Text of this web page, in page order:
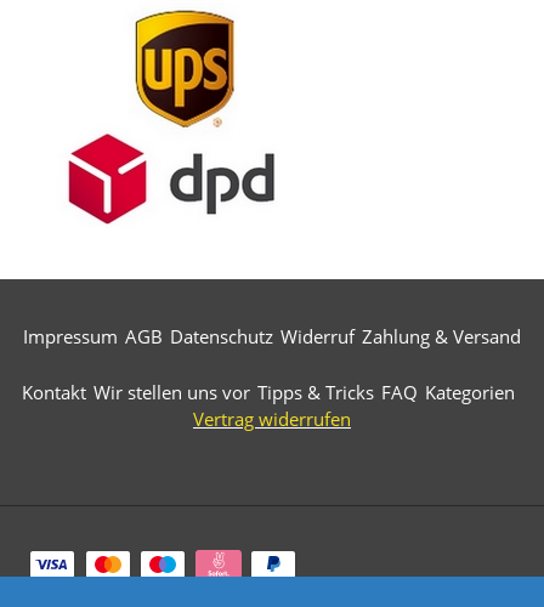
Impressum AGB Datenschutz Widerruf Zahlung & Versand
Kontakt Wir stellen uns vor Tipps & Tricks FAQ Kategorien
Vertrag widerrufen
Zahlungsarten